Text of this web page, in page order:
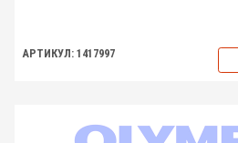
АРТИКУЛ: 1417997